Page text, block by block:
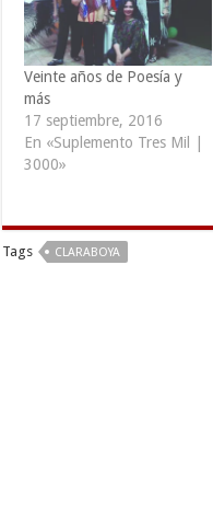
Veinte años de Poesía y
más
17 septiembre, 2016
En «Suplemento Tres Mil |
3000»
Tags CLARABOYA